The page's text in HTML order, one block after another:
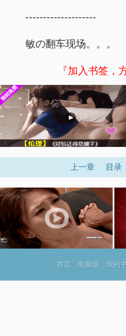
--------------------
敏の翻车现场。。。
『加入书签，
上一章 目录
首页 电脑版 我的